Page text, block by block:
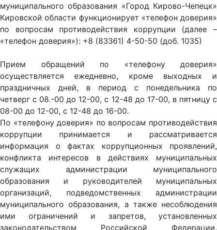
муниципального образования «Город Кирово-Чепецк»
Кировской области функционирует «телефон доверия»
по вопросам противодействия коррупции (далее –
«телефон доверия»): +8 (83361) 4-50-50 (доб. 1035)
Прием обращений по «телефону доверия»
осуществляется ежедневно, кроме выходных и
праздничных дней, в период с понедельника по
четверг с 08.-00 до 12-00, с 12-48 до 17-00, в пятницу с
08-00 до 12-00, с 12-48 до 16-00.
По «телефону доверия» по вопросам противодействия
коррупции принимается и рассматривается
информация о фактах коррупционных проявлений,
конфликта интересов в действиях муниципальных
служащих администрации муниципального
образования и руководителей муниципальных
организаций, подведомственных администрации
муниципального образования, а также несоблюдения
ими ограничений и запретов, установленных
законодательством Российской Федерации.